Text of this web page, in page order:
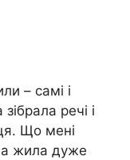
– самі і
речі і
Що мені
жила дуже